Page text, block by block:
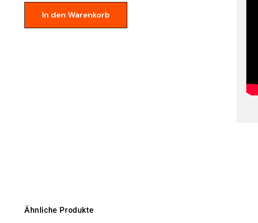
In den Warenkorb
Ähnliche Produkte